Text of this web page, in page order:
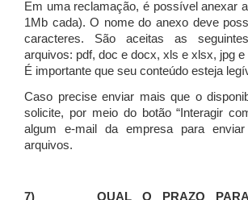
Em uma reclamação, é possível anexar
1Mb cada). O nome do anexo deve
caracteres. São aceitas as
arquivos: pdf, doc e docx, xls e xlsx, jpg e
É importante que seu conteúdo esteja
Caso precise enviar mais que o
solicite, por meio do botão “Interagir
algum e-mail da empresa para
arquivos.
7)QUAL O PRAZO